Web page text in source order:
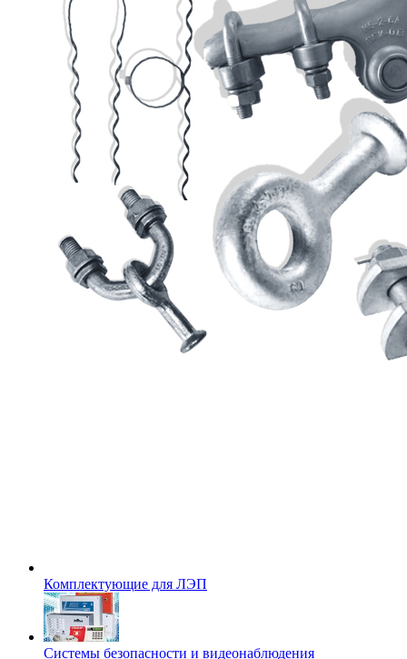
Комплектующие для ЛЭП
Системы безопасности и видеонаблюдения